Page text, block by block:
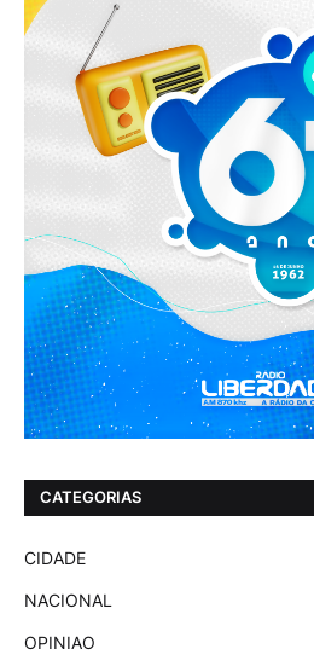
CATEGORIAS
CIDADE
NACIONAL
OPINIAO